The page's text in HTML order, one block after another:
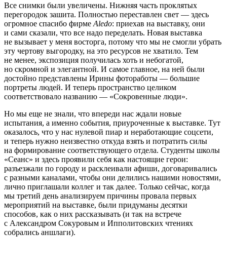
Все снимки были увеличены. Нижняя часть проклятых
перегородок зашита. Полностью переставлен свет — здесь
огромное спасибо фирме Aledo: приехав на выставку, они
и сами сказали, что все надо переделать. Новая выставка
не вызывает у меня восторга, потому что мы не смогли убрать
эту чертову выгородку, на это ресурсов не хватило. Тем
не менее, экспозиция получилась хоть и небогатой,
но скромной и элегантной. И самое главное, на ней были
достойно представлены Ирины фотоработы — большие
портреты людей. И теперь пространство целиком
соответствовало названию — «Сокровенные люди».
Но мы еще не знали, что впереди нас ждали новые
испытания, а именно события, приуроченные к выставке. Тут
оказалось, что у нас нулевой пиар и неработающие соцсети,
и теперь нужно неизвестно откуда взять и потратить силы
на формирование соответствующего отдела. Студенты школы
«Сеанс» и здесь проявили себя как настоящие герои:
разъезжали по городу и расклеивали афиши, договаривались
с разными каналами, чтобы они делились нашими новостями,
лично приглашали коллег и так далее. Только сейчас, когда
мы третий день анализируем причины провала первых
мероприятий на выставке, были придуманы десятки
способов, как о них рассказывать (и так на встрече
с Александром Сокуровым и Ипполитовских чтениях
собрались аншлаги).